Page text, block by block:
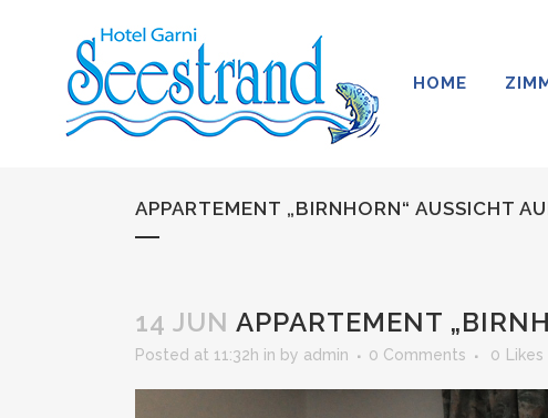
HOME
APPARTEMENT „BIRNHORN“ AUSSICHT
14 JUN APPARTEMENT
Posted at 11:32h in by admin 0 Comments 0 Likes